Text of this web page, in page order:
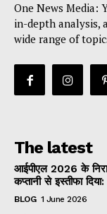
One News Media:
in-depth analysis,
wide range of
The latest
आईपीएल 2026 के
कप्तानी से इस्तीफा
BLOG 1 June 2026